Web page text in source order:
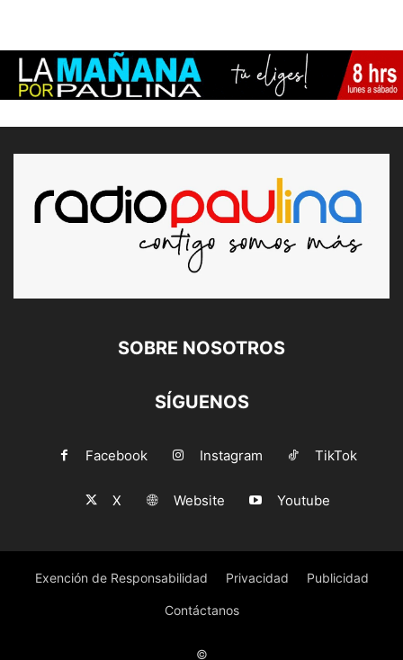
SOBRE NOSOTROS
SÍGUENOS
Facebook Instagram TikTok
X Website Youtube
Exención de Responsabilidad Privacidad Publicidad
Contáctanos
©